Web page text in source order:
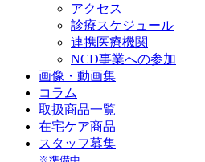
アクセス
診療スケジュール
連携医療機関
NCD事業への参加
画像・動画集
コラム
取扱商品一覧
在宅ケア商品
スタッフ募集